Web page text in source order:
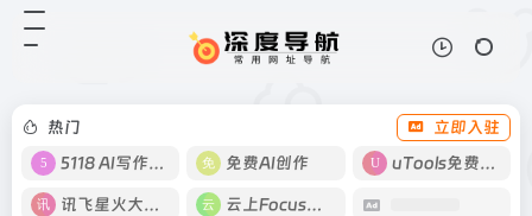
热门
立即入驻
5118 AI写作工具
免费AI创作 uTools免费工具箱
讯飞星火大模型 云上Focus接码